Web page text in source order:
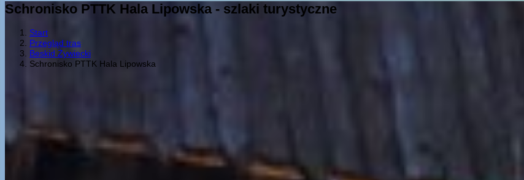
Schronisko PTTK Hala Lipowska - szlaki turystyczne
Start
Przegląd tras
Beskid Żywiecki
Schronisko PTTK Hala Lipowska